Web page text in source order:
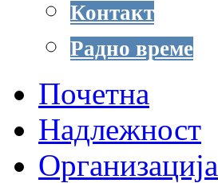
Контакт
Радно време
Почетна
Надлежност
Организација